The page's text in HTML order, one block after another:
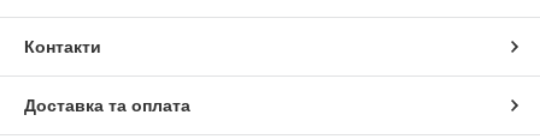
Контакти
Доставка та оплата